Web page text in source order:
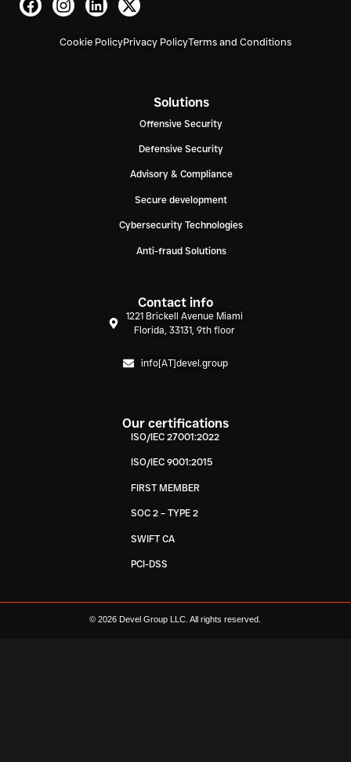
Cookie PolicyPrivacy PolicyTerms and Conditions
Solutions
Offensive Security
Defensive Security
Advisory & Compliance
Secure development
Cybersecurity Technologies
Anti-fraud Solutions
Contact info
1221 Brickell Avenue Miami
Florida, 33131, 9th floor
info[AT]devel.group
Our certifications
ISO/IEC 27001:2022
ISO/IEC 9001:2015
FIRST MEMBER
SOC 2 – TYPE 2
SWIFT CA
PCI-DSS
© 2026 Devel Group LLC. All rights reserved.